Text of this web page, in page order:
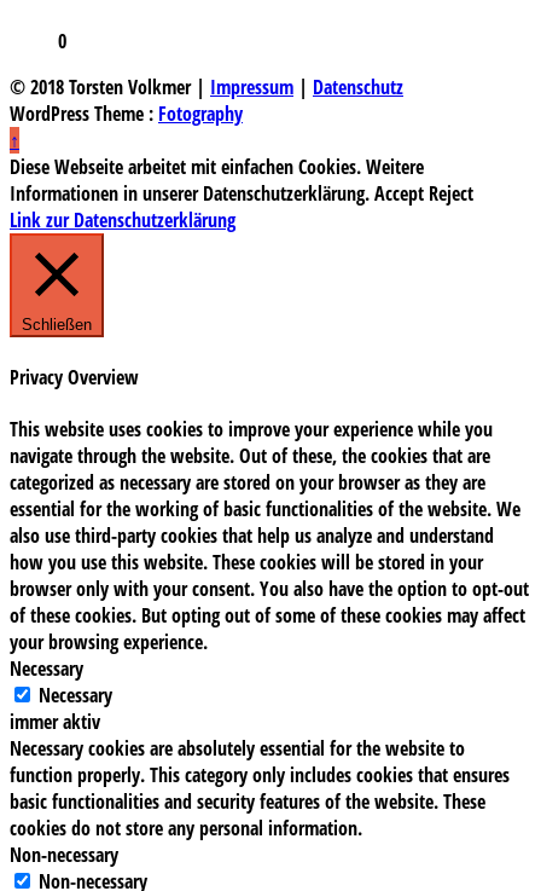
0
© 2018 Torsten Volkmer | Impressum | Datenschutz
WordPress Theme : Fotography
↑
Diese Webseite arbeitet mit einfachen Cookies. Weitere
Informationen in unserer Datenschutzerklärung.Accept Reject
Link zur Datenschutzerklärung
Schließen
Privacy Overview
This website uses cookies to improve your experience while you
navigate through the website. Out of these, the cookies that are
categorized as necessary are stored on your browser as they are
essential for the working of basic functionalities of the website. We
also use third-party cookies that help us analyze and understand
how you use this website. These cookies will be stored in your
browser only with your consent. You also have the option to opt-out
of these cookies. But opting out of some of these cookies may affect
your browsing experience.
Necessary
Necessary
immer aktiv
Necessary cookies are absolutely essential for the website to
function properly. This category only includes cookies that ensures
basic functionalities and security features of the website. These
cookies do not store any personal information.
Non-necessary
Non-necessary